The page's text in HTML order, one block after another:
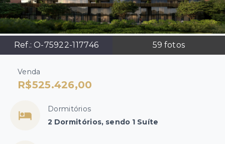
Ref.: O-75922-117746 59 fotos
Venda
R$525.426,00
Dormitórios
2 Dormitórios, sendo 1 Suíte